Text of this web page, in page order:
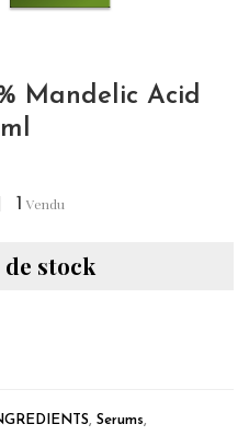
Mandelic Acid
1 Vendu
stock
,Serums,